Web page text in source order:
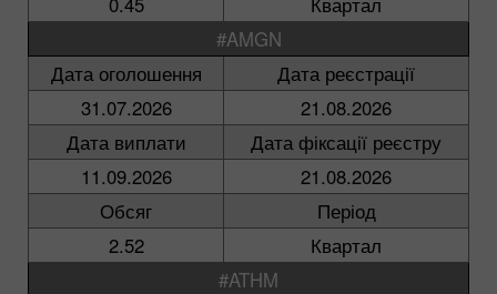
#AMGN
Дата оголошення
Дата реєстрації
31.07.2026
21.08.2026
Дата виплати
Дата фіксації реєстру
11.09.2026
21.08.2026
Обсяг
Період
2.52
Квартал
#ATHM